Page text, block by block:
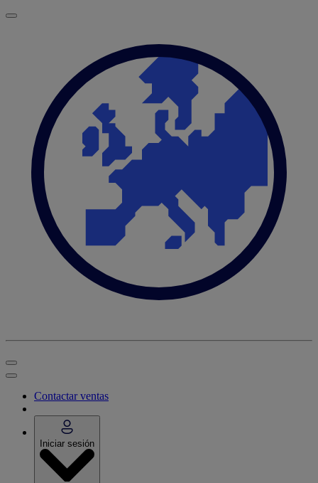
Contactar ventas
Iniciar sesión